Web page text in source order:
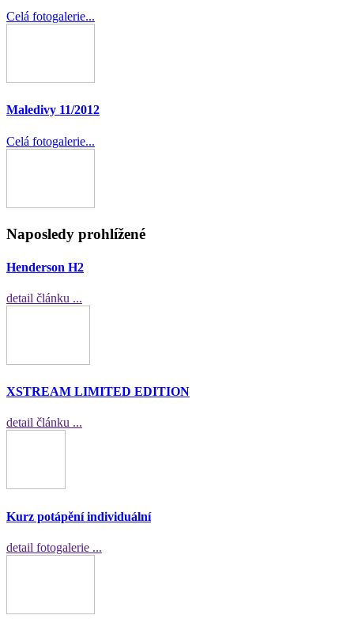
Celá fotogalerie...
Maledivy 11/2012
Celá fotogalerie...
Naposledy prohlížené
Henderson H2
detail článku ...
XSTREAM LIMITED EDITION
detail článku ...
Kurz potápění individuální
detail fotogalerie ...